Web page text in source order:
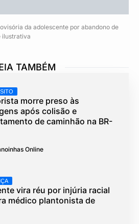
da adolescente por abandono de
ilustrativa
TAMBÉM
morre preso às
após colisão e
de caminhão na BR-
Online
vira réu por injúria racial
médico plantonista de